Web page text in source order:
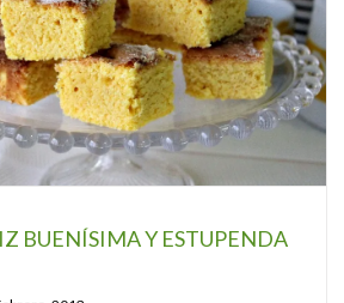
BUENÍSIMA Y ESTUPENDA